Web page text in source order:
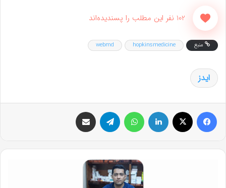
102 نفر این مطلب را پسندیده‌اند
منبع hopkinsmedicine
webmd
ایدز